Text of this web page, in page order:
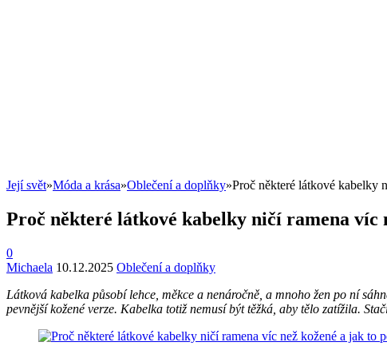
Její svět»Móda a krása»Oblečení a doplňky»Proč některé látkové kabelky
Proč některé látkové kabelky ničí ramena víc
0
Michaela 10.12.2025 Oblečení a doplňky
Látková kabelka působí lehce, měkce a nenáročně, a mnoho žen po ní
pevnější kožené verze. Kabelka totiž nemusí být těžká, aby tělo zatížila.